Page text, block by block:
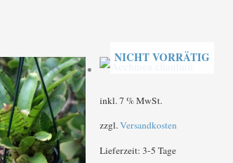
NICHT VORRÄTIG
inkl. 7 % MwSt.
zzgl.Versandkosten
Lieferzeit: 3-5 Tage